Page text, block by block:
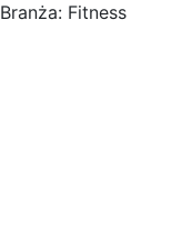
Branża: Fitness